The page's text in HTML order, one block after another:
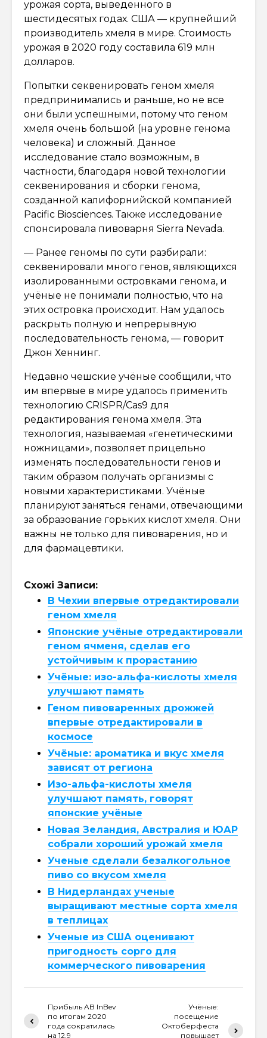
урожая сорта, выведенного в
шестидесятых годах. США — крупнейший
производитель хмеля в мире. Стоимость
урожая в 2020 году составила 619 млн
долларов.
Попытки секвенировать геном хмеля
предпринимались и раньше, но не все
они были успешными, потому что геном
хмеля очень большой (на уровне генома
человека) и сложный. Данное
исследование стало возможным, в
частности, благодаря новой технологии
секвенирования и сборки генома,
созданной калифорнийской компанией
Pacific Biosciences. Также исследование
спонсировала пивоварня Sierra Nevada.
— Ранее геномы по сути разбирали:
секвенировали много генов, являющихся
изолированными островками генома, и
учёные не понимали полностью, что на
этих островка происходит. Нам удалось
раскрыть полную и непрерывную
последовательность генома, — говорит
Джон Хеннинг.
Недавно чешские учёные сообщили, что
им впервые в мире удалось применить
технологию CRISPR/Cas9 для
редактирования генома хмеля. Эта
технология, называемая «генетическими
ножницами», позволяет прицельно
изменять последовательности генов и
таким образом получать организмы с
новыми характеристиками. Учёные
планируют заняться генами, отвечающими
за образование горьких кислот хмеля. Они
важны не только для пивоварения, но и
для фармацевтики.
Схожі Записи:
В Чехии впервые отредактировали
геном хмеля
Японские учёные отредактировали
геном ячменя, сделав его
устойчивым к прорастанию
Учёные: изо-альфа-кислоты хмеля
улучшают память
Геном пивоваренных дрожжей
впервые отредактировали в
космосе
Учёные: ароматика и вкус хмеля
зависят от региона
Изо-альфа-кислоты хмеля
улучшают память, говорят
японские учёные
Новая Зеландия, Австралия и ЮАР
собрали хороший урожай хмеля
Ученые сделали безалкогольное
пиво со вкусом хмеля
В Нидерландах ученые
выращивают местные сорта хмеля
в теплицах
Ученые из США оценивают
пригодность сорго для
коммерческого пивоварения
Прибыль AB InBev
по итогам 2020
года сократилась
на 12,9
Учёные:
посещение
Октоберфеста
повышает